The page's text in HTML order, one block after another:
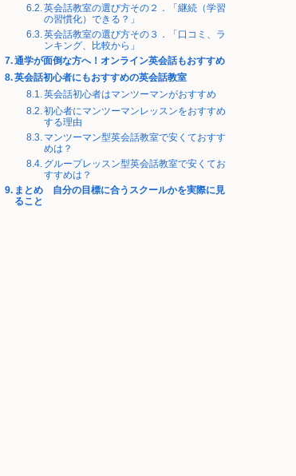
英会話教室の選び方その２．「継続（学習
の習慣化）できる？」
英会話教室の選び方その３．「口コミ、ラ
ンキング、比較から」
通学が面倒な方へ！オンライン英会話もおすすめ
英会話初心者にもおすすめの英会話教室
英会話初心者はマンツーマンがおすすめ
初心者にマンツーマンレッスンをおすすめ
する理由
マンツーマン型英会話教室で安くておすす
めは？
グループレッスン型英会話教室で安くてお
すすめは？
まとめ 自分の目標に合うスクールかを実際に見
ること